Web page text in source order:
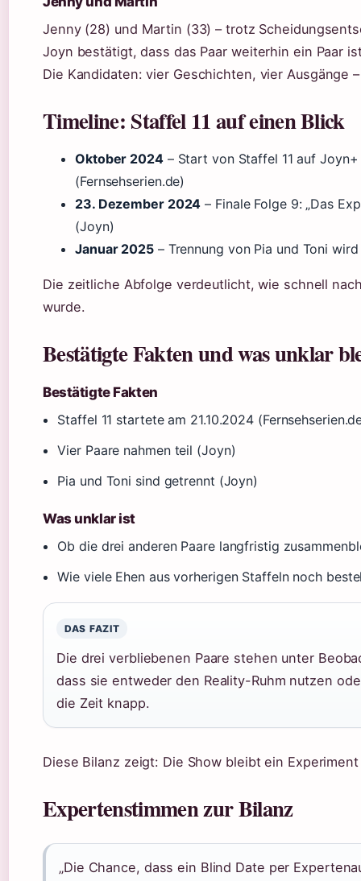
Jenny (28) und Martin (33) – trotz
Joyn bestätigt, dass das Paar weiterhin ein Paar
Die Kandidaten: vier Geschichten, vier Ausgänge
Timeline: Staffel 11 auf einen Blick
Oktober 2024– Start von Staffel 11 auf Joyn+
(Fernsehserien.de)
23. Dezember 2024 – Finale Folge 9: „Das
(Joyn)
Januar 2025– Trennung von Pia und Toni
Die zeitliche Abfolge verdeutlicht, wie schnell
wurde.
Bestätigte Fakten und was unklar
Bestätigte Fakten
Staffel 11 startete am 21.10.2024
Vier Paare nahmen teil (Joyn)
Pia und Toni sind getrennt (Joyn)
Was unklar ist
Ob die drei anderen Paare langfristig
Wie viele Ehen aus vorherigen Staffeln noch
DAS FAZIT
Die drei verbliebenen Paare stehen unter
dass sie entweder den Reality-Ruhm nutzen
die Zeit knapp.
Diese Bilanz zeigt: Die Show bleibt ein
Expertenstimmen zur Bilanz
„Die Chance, dass ein Blind Date per